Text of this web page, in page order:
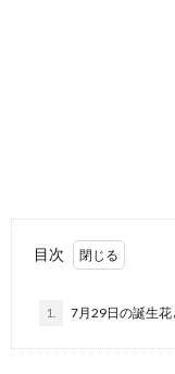
目次
1. 7月29日の誕生花